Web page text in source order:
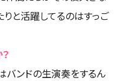
と活躍してるのはすっご
バンドの生演奏をするん